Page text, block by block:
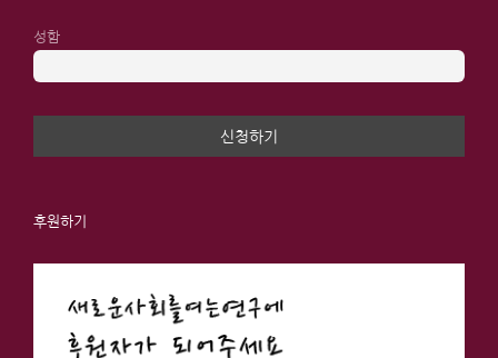
성함
후원하기